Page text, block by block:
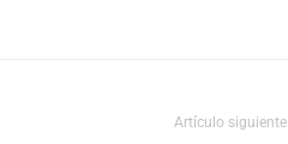
Artículo siguiente